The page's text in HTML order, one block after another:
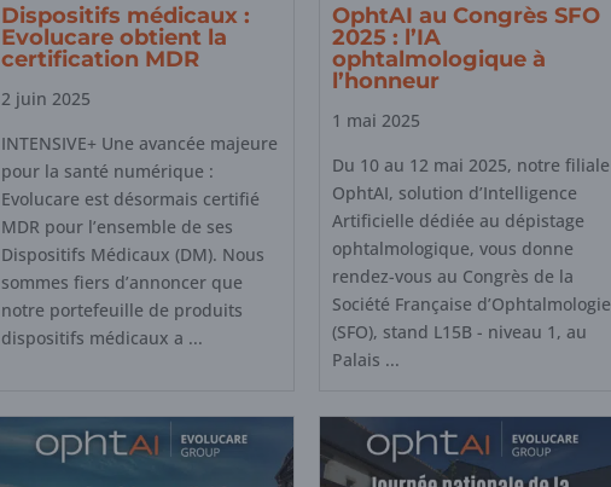
Dispositifs médicaux :
Evolucare obtient la
certification MDR
2 juin 2025
INTENSIVE+ Une avancée majeure
pour la santé numérique :
Evolucare est désormais certifié
MDR pour l’ensemble de ses
Dispositifs Médicaux (DM). Nous
sommes fiers d’annoncer que
notre portefeuille de produits
dispositifs médicaux a ...
OphtAI au Congrès SFO
2025 : l’IA
ophtalmologique à
l’honneur
1 mai 2025
Du 10 au 12 mai 2025, notre filiale
OphtAI, solution d’Intelligence
Artificielle dédiée au dépistage
ophtalmologique, vous donne
rendez-vous au Congrès de la
Société Française d’Ophtalmologie
(SFO), stand L15B - niveau 1, au
Palais ...